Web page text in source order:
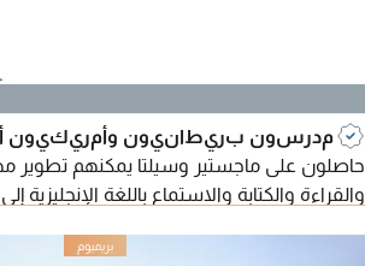
مدرسون بريطانيون
حاصلون على ماجستير وسيلتا يمكنهم تطوير
والقراءة والكتابة والاستماع باللغة